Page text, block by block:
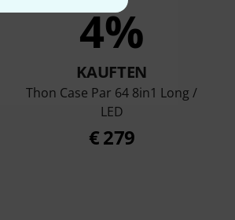
4%
KAUFTEN
Thon Case Par 64 8in1 Long /
LED
€ 279